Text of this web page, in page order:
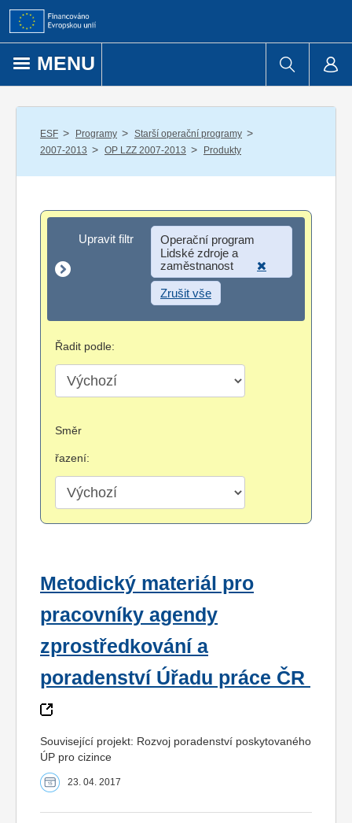
Přejít k obsahu
MENU
ESF / Programy / Starší operační programy /
2007-2013 / OP LZZ 2007-2013 / Produkty
Upravit filtr
Upravit filtr
Operační program
Lidské zdroje a
zaměstnanost
Zrušit vše
Řadit podle:
Směr
řazení:
Metodický materiál pro
pracovníky agendy
zprostředkování a
poradenství Úřadu práce ČR
Související projekt: Rozvoj poradenství poskytovaného
ÚP pro cizince
23. 04. 2017